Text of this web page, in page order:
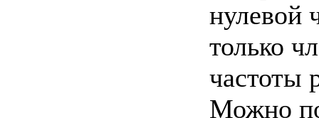
нулевой
только
частоты
Можно